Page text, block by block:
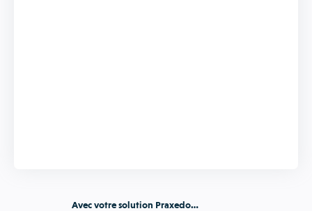
Avec votre solution Praxedo…